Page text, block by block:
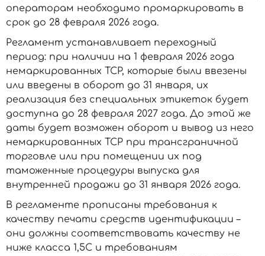
операторам необходимо промаркировать в
срок до 28 февраля 2026 года.
Регламент устанавливает переходный
период: при наличии на 1 февраля 2026 года
немаркированных ТСР, которые были ввезены
или введены в оборот до 31 января, их
реализация без специальных этикеток будет
доступна до 28 февраля 2027 года. До этой же
даты будет возможен оборот и вывод из него
немаркированных ТСР при трансграничной
торговле или при помещении их под
таможенные процедуры выпуска для
внутренней продажи до 31 января 2026 года.
В регламенте прописаны требования к
качеству печати средств идентификации –
они должны соответствовать качеству не
ниже класса 1,5С и требованиям